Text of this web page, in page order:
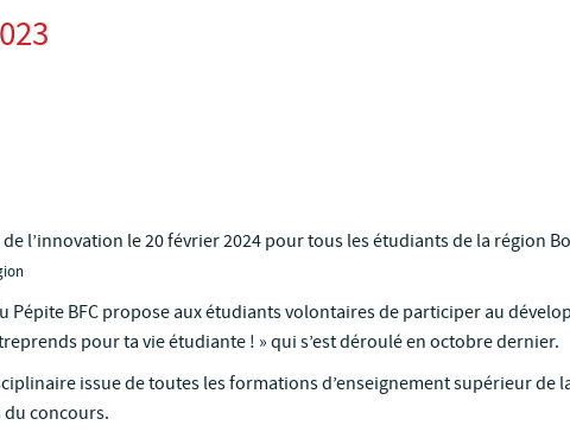
l’innovation le 20 février 2024 pour tous les étudiants de la région
Pépite BFC propose aux étudiants volontaires de participer au
pour ta vie étudiante ! » qui s’est déroulé en octobre dernier.
issue de toutes les formations d’enseignement supérieur de
du concours.